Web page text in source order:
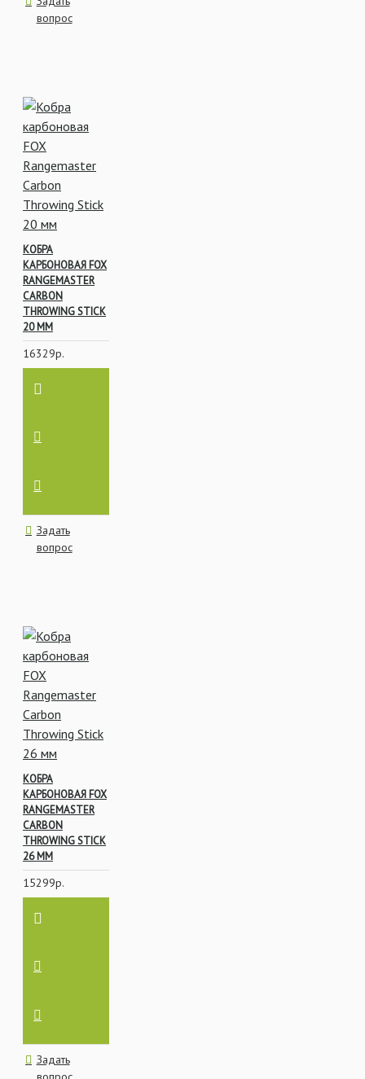
вопрос
КОБРА
КАРБОНОВАЯ FOX
RANGEMASTER
CARBON
THROWING STICK
20 ММ
16329р.
Задать
вопрос
КОБРА
КАРБОНОВАЯ FOX
RANGEMASTER
CARBON
THROWING STICK
26 ММ
15299р.
Задать